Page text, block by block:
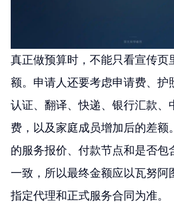
真正做预算时，不能只看宣传页
额。申请人还要考虑申请费、护
认证、翻译、快递、银行汇款、
费，以及家庭成员增加后的差额
的服务报价、付款节点和是否包
一致，所以最终金额应以瓦努阿
指定代理和正式服务合同为准。